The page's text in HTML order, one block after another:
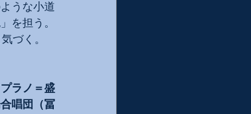
うな小道
を担う。
づく。
ラノ＝盛
唱団（冨